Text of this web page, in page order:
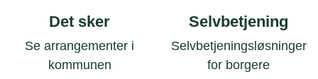
Det sker
Se arrangementer i
kommunen
Selvbetjening
Selvbetjeningsløsninger
for borgere